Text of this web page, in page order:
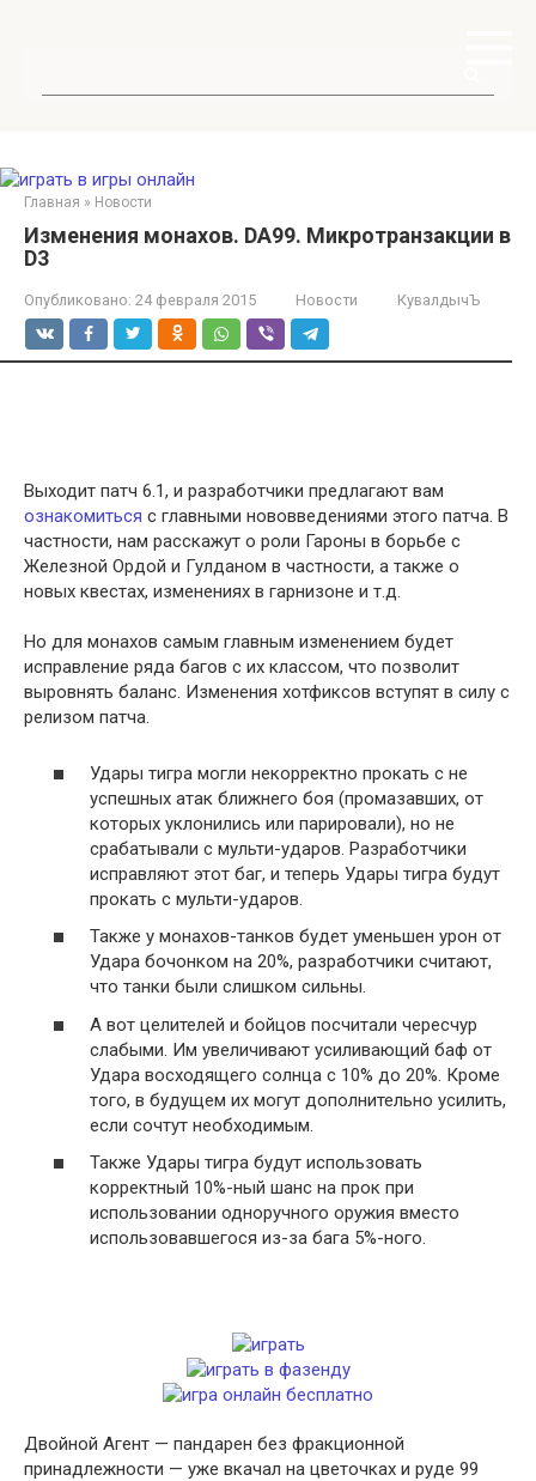
Главная » Новости
Изменения монахов. DA99. Микротранзакции в
D3
Опубликовано: 24 февраля 2015 Новости КувалдычЪ
Выходит патч 6.1, и разработчики предлагают вам
ознакомиться с главными нововведениями этого патча. В
частности, нам расскажут о роли Гароны в борьбе с
Железной Ордой и Гулданом в частности, а также о
новых квестах, изменениях в гарнизоне и т.д.
Но для монахов самым главным изменением будет
исправление ряда багов с их классом, что позволит
выровнять баланс. Изменения хотфиксов вступят в силу с
релизом патча.
Удары тигра могли некорректно прокать с не
успешных атак ближнего боя (промазавших, от
которых уклонились или парировали), но не
срабатывали с мульти-ударов. Разработчики
исправляют этот баг, и теперь Удары тигра будут
прокать с мульти-ударов.
Также у монахов-танков будет уменьшен урон от
Удара бочонком на 20%, разработчики считают,
что танки были слишком сильны.
А вот целителей и бойцов посчитали чересчур
слабыми. Им увеличивают усиливающий баф от
Удара восходящего солнца с 10% до 20%. Кроме
того, в будущем их могут дополнительно усилить,
если сочтут необходимым.
Также Удары тигра будут использовать
корректный 10%-ный шанс на прок при
использовании одноручного оружия вместо
использовавшегося из-за бага 5%-ного.
Двойной Агент — пандарен без фракционной
принадлежности — уже вкачал на цветочках и руде 99